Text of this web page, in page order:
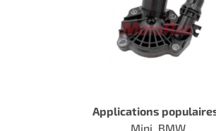
Applications
Mini, BMW